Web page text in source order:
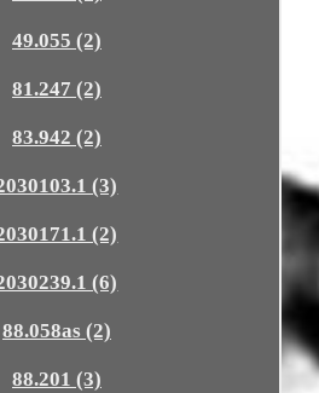
49.055 (2)
81.247 (2)
83.942 (2)
(3)
(2)
(6)
88.058as (2)
88.201 (3)